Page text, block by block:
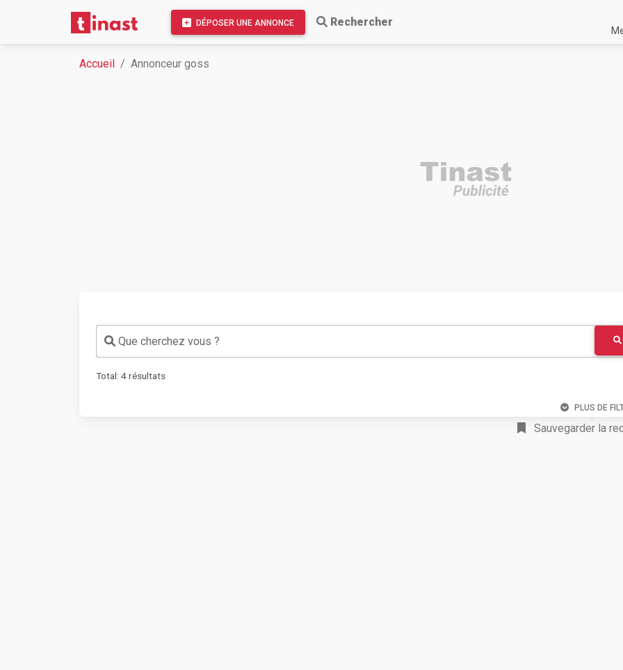
DÉPOSER UNE ANNONCE Rechercher
Accueil Annonceur goss
Que cherchez vous ?
Total: 4résultats
PLUS DE
Sauvegarder la